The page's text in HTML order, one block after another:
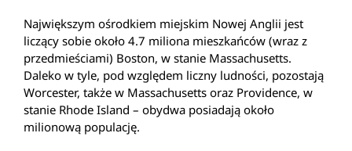
Największym ośrodkiem miejskim Nowej Anglii jest
liczący sobie około 4.7 miliona mieszkańców (wraz z
przedmieściami) Boston, w stanie Massachusetts.
Daleko w tyle, pod względem liczny ludności, pozostają
Worcester, także w Massachusetts oraz Providence, w
stanie Rhode Island – obydwa posiadają około
milionową populację.